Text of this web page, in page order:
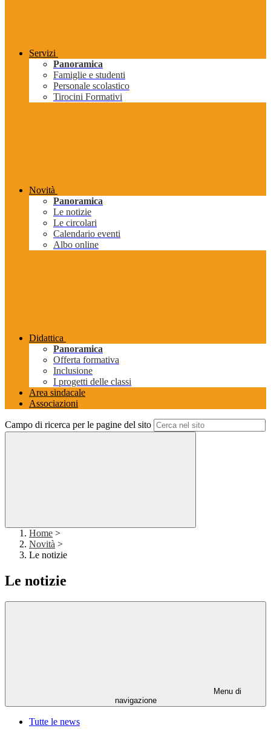
Servizi
Panoramica
Famiglie e studenti
Personale scolastico
Tirocini Formativi
Novità
Panoramica
Le notizie
Le circolari
Calendario eventi
Albo online
Didattica
Panoramica
Offerta formativa
Inclusione
I progetti delle classi
Area sindacale
Associazioni
Campo di ricerca per le pagine del sito
Home >
Novità >
Le notizie
Le notizie
Menu di
navigazione
Tutte le news